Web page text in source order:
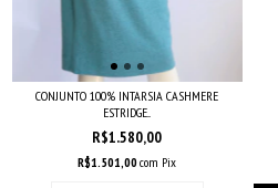
CONJUNTO 100% INTARSIA CASHMERE
ESTRIDGE...
R$1.580,00
R$1.501,00com Pix